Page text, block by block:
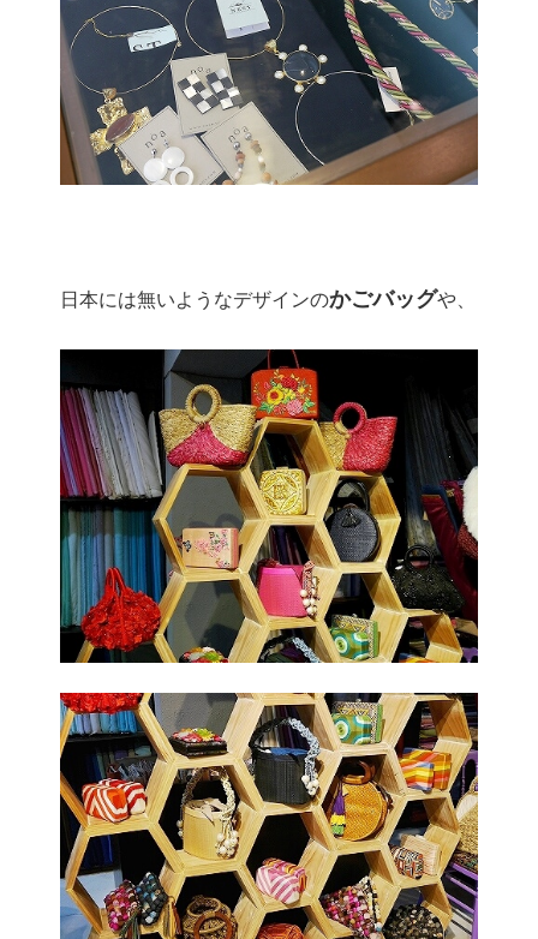
日本には無いようなデザインのかごバッグや、